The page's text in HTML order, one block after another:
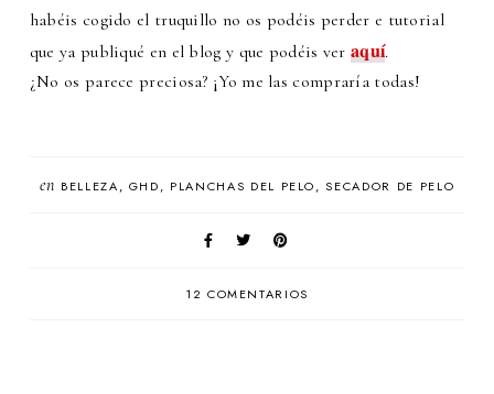
habéis cogido el truquillo no os podéis perder e tutorial
que ya publiqué en el blog y que podéis veraquí.
¿No os parece preciosa? ¡Yo me las compraría todas!
en BELLEZA GHD PLANCHAS DEL PELO SECADOR DE PELO
12 COMENTARIOS